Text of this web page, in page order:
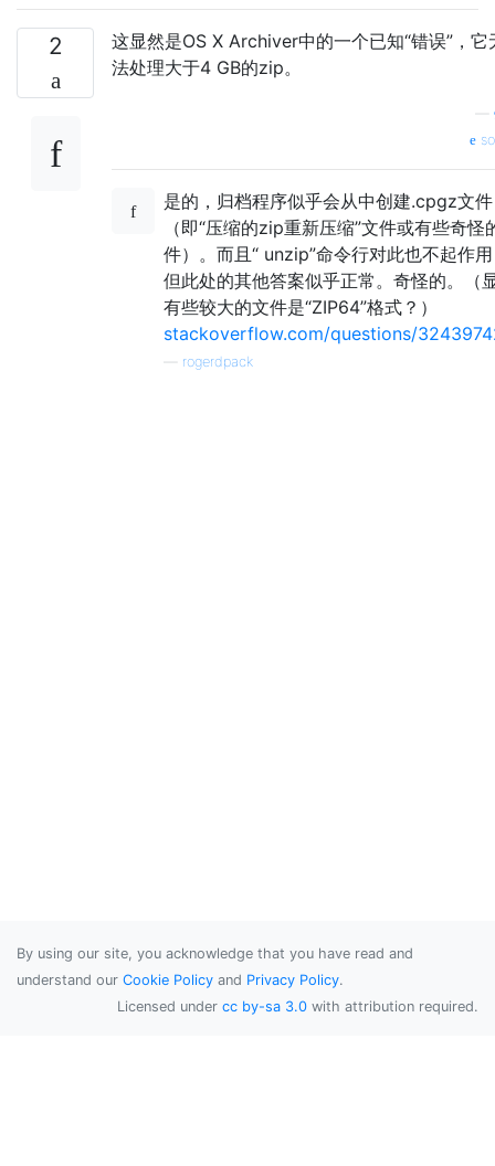
2
这显然是OS X Archiver中的一个已知“错误”，它
法处理大于4 GB的zip。
是的，归档程序似乎会从中创建.cpgz文件
（即“压缩的zip重新压缩”文件或有些奇怪
件）。而且“ unzip”命令行对此也不起作
但此处的其他答案似乎正常。奇怪的。（
有些较大的文件是“ZIP64”格式？）
stackoverflow.com/questions/
rogerdpack
By using our site, you acknowledge that you have read and
understand our Cookie Policy and Privacy Policy.
Licensed under cc by-sa 3.0 with attribution required.